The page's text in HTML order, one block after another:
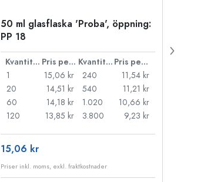
50 ml glasflaska 'Proba', öppning:
PP 18
Kvantitet Pris per styck Kvantitet
Pris per styck
1
15,06 kr
20
14,51 kr
60
14,18 kr
120
13,85 kr
240
11,54 kr
540
11,21 kr
1.020
10,66 kr
3.800
9,23 kr
15,06 kr
Priser inkl. moms, exkl. fraktkostnader